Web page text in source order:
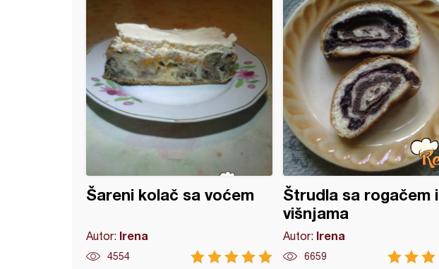
Šareni kolač sa voćem
Autor: Irena
4554
Štrudla sa rogačem i
višnjama
Autor: Irena
6659